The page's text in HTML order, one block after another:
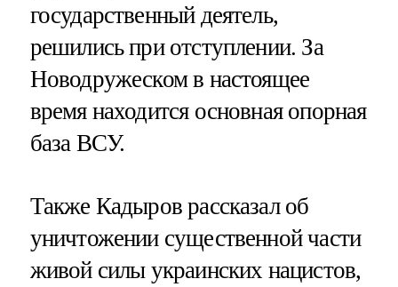
государственный деятель,
решились при отступлении. За
Новодружеском в настоящее
время находится основная опорная
база ВСУ.
Также Кадыров рассказал об
уничтожении существенной части
живой силы украинских нацистов,